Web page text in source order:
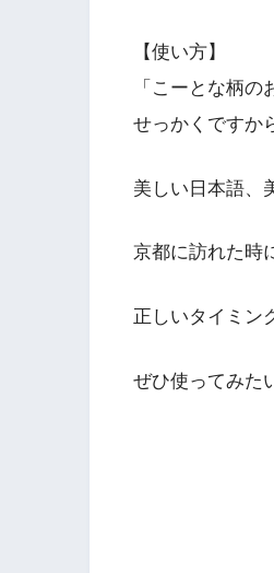
【使い方】
「こーとな柄の
せっかくですか
美しい日本語、
京都に訪れた時
正しいタイミン
ぜひ使ってみた